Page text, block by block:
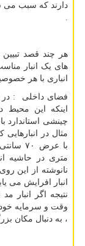
دارند که سبب می
.
هر چند قصد تبیین
های یک انبار
انباری با هر
فضای داخلی : در
اینکه این
چینشی استاندارد
مثال در
با عرض
متری در حاشیه
نانوشته از این
انبار افرایش می
نتیجه اگر انبار
وقت و سرمایه خود
، به دنبال مکان